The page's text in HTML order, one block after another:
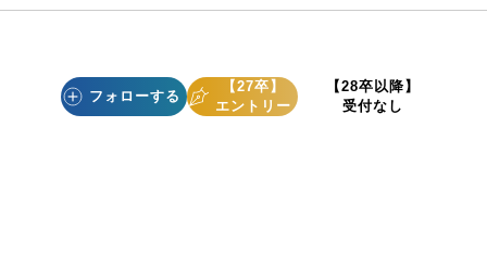
フォローする
【27卒】
エントリー
【28卒以降】
受付なし